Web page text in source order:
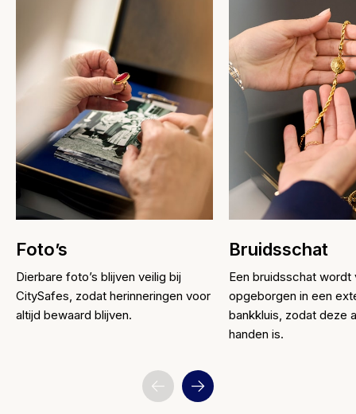
Foto’s
Dierbare foto’s blijven veilig bij
CitySafes, zodat herinneringen voor
altijd bewaard blijven.
Bruidsschat
Een bruidsschat wordt
opgeborgen in een
bankkluis, zodat deze
handen is.